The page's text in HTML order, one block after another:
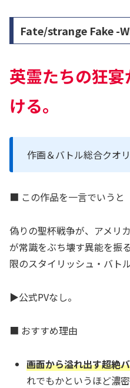
Fate/strange Fake -
英霊たちの狂
ける。
作画＆バトル総合クオ
■ この作品を一言でいうと
偽りの聖杯戦争が、アメリ
が常識をぶち壊す異能を振
限のスタイリッシュ・バト
▶公式PVなし。
■ おすすめ理由
画面から溢れ出す超絶
れでもかというほど濃